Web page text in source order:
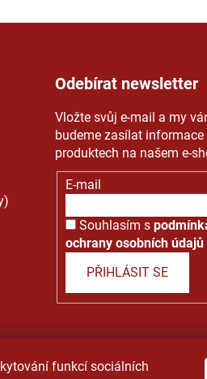
funkcí sociálních
Odebírat newsletter
Vložte svůj e-mail a my
budeme zasílat informace
produktech na našem e-
E-mail
Souhlasím s
ochrany osobních údajů
PŘIHLÁSIT SE